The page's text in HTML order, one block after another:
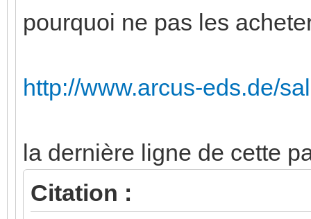
pourquoi ne pas les
http://www.arcus-eds.de/
la dernière ligne de cette
Citation :